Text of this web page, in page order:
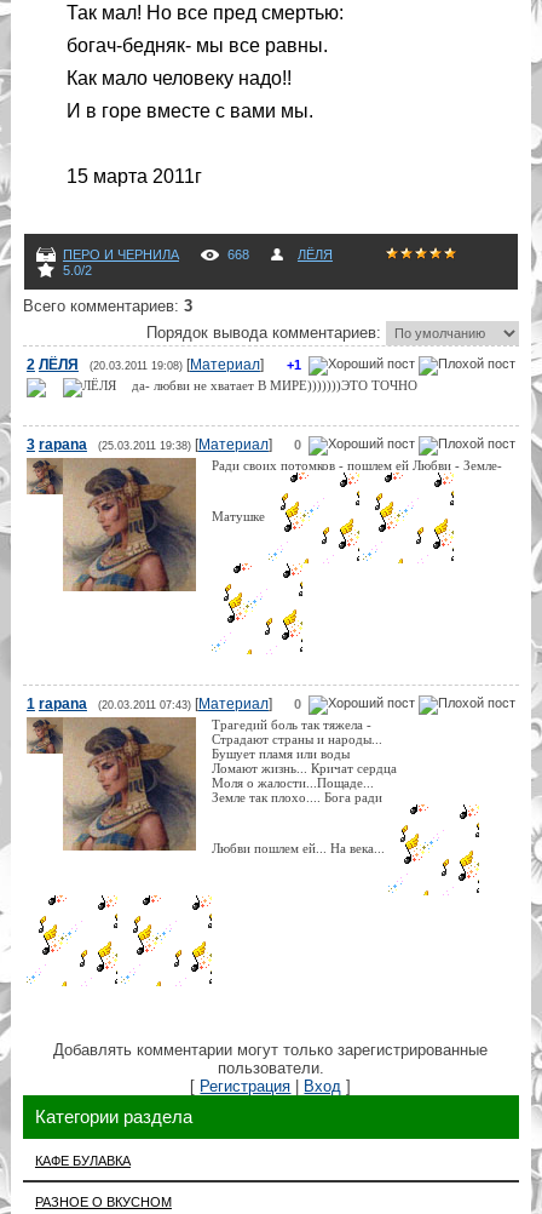
Так мал! Но все пред смертью:
богач-бедняк- мы все равны.
Как мало человеку надо!!
И в горе вместе с вами мы.
15 марта 2011г
ПЕРО И ЧЕРНИЛА 668
ЛЁЛЯ
5.0/2
Всего комментариев: 3
Порядок вывода комментариев:
+1
2 ЛЁЛЯ (20.03.2011 19:08)[Материал]
да- любви не хватает В МИРЕ)))))))ЭТО ТОЧНО
0
3 rapana (25.03.2011 19:38)[Материал]
Ради своих потомков - пошлем ей Любви - Земле-
Матушке
0
1 rapana (20.03.2011 07:43)[Материал]
Трагедий боль так тяжела -
Страдают страны и народы...
Бушует пламя или воды
Ломают жизнь... Кричат сердца
Моля о жалости...Пощаде...
Земле так плохо.... Бога ради
Любви пошлем ей... На века...
Добавлять комментарии могут только зарегистрированные
пользователи.
[ Регистрация | Вход ]
Категории раздела
КАФЕ БУЛАВКА
РАЗНОЕ О ВКУСНОМ